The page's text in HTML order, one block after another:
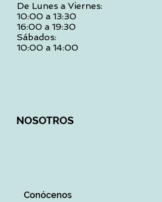
De Lunes a Viernes:
10:00 a 13:30
16:00 a 19:30
Sábados:
10:00 a 14:00
NOSOTROS
Conócenos